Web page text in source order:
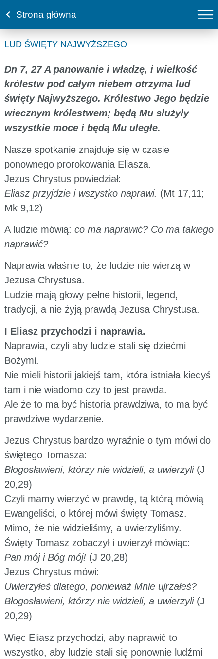
Strona główna
LUD ŚWIĘTY NAJWYŻSZEGO
Dn 7, 27 A panowanie i władzę, i wielkość
królestw pod całym niebem otrzyma lud
święty Najwyższego. Królestwo Jego będzie
wiecznym królestwem; będą Mu służyły
wszystkie moce i będą Mu uległe.
Nasze spotkanie znajduje się w czasie
ponownego prorokowania Eliasza.
Jezus Chrystus powiedział:
Eliasz przyjdzie i wszystko naprawi. (Mt 17,11;
Mk 9,12)
A ludzie mówią: co ma naprawić? Co ma takiego
naprawić?
Naprawia właśnie to, że ludzie nie wierzą w
Jezusa Chrystusa.
Ludzie mają głowy pełne historii, legend,
tradycji, a nie żyją prawdą Jezusa Chrystusa.
I Eliasz przychodzi i naprawia.
Naprawia, czyli aby ludzie stali się dziećmi
Bożymi.
Nie mieli historii jakiejś tam, która istniała kiedyś
tam i nie wiadomo czy to jest prawda.
Ale że to ma być historia prawdziwa, to ma być
prawdziwe wydarzenie.
Jezus Chrystus bardzo wyraźnie o tym mówi do
świętego Tomasza:
Błogosławieni, którzy nie widzieli, a uwierzyli(J
20,29)
Czyli mamy wierzyć w prawdę, tą którą mówią
Ewangeliści, o której mówi święty Tomasz.
Mimo, że nie widzieliśmy, a uwierzyliśmy.
Święty Tomasz zobaczył i uwierzył mówiąc:
Pan mój i Bóg mój! (J 20,28)
Jezus Chrystus mówi:
Uwierzyłeś dlatego, ponieważ Mnie ujrzałeś?
Błogosławieni, którzy nie widzieli, a uwierzyli (J
20,29)
Więc Eliasz przychodzi, aby naprawić to
wszystko, aby ludzie stali się ponownie ludźmi